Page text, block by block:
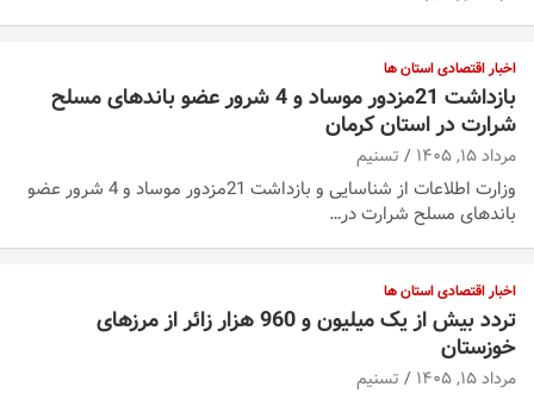
اخبار اقتصادی استان ها
بازداشت 21مزدور موساد و 4 شرور عضو باندهای مسلح
شرارت در استان کرمان
مرداد ۱۵, ۱۴۰۵ تسنیم
وزارت اطلاعات از شناسایی و بازداشت 21مزدور موساد و 4 شرور عضو
باندهای مسلح شرارت در…
اخبار اقتصادی استان ها
تردد بیش از یک میلیون و 960 هزار زائر از مرزهای
خوزستان
مرداد ۱۵, ۱۴۰۵ تسنیم